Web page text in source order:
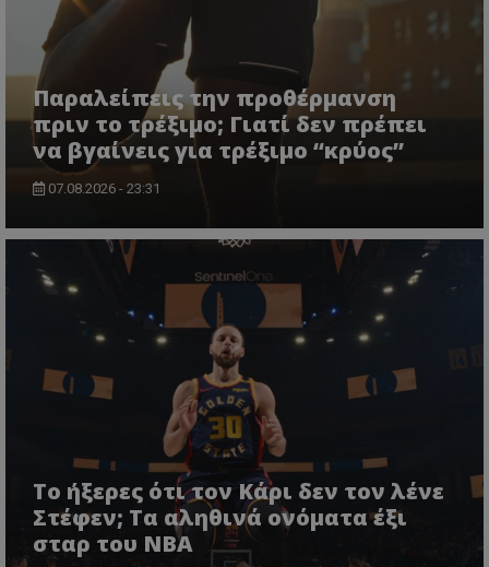
Παραλείπεις την προθέρμανση
πριν το τρέξιμο; Γιατί δεν πρέπει
να βγαίνεις για τρέξιμο “κρύος”
07.08.2026 - 23:31
Το ήξερες ότι τον Κάρι δεν τον λένε
Στέφεν; Τα αληθινά ονόματα έξι
σταρ του NBA